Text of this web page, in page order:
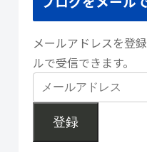
メールアドレスを登
ルで受信できます。
登録